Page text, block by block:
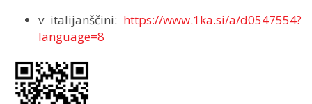
v italijanščini: https://www.1ka.si/a/d0547554?
language=8